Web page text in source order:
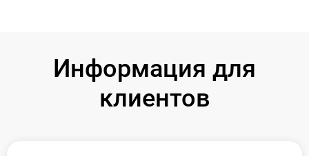
Информация для
клиентов